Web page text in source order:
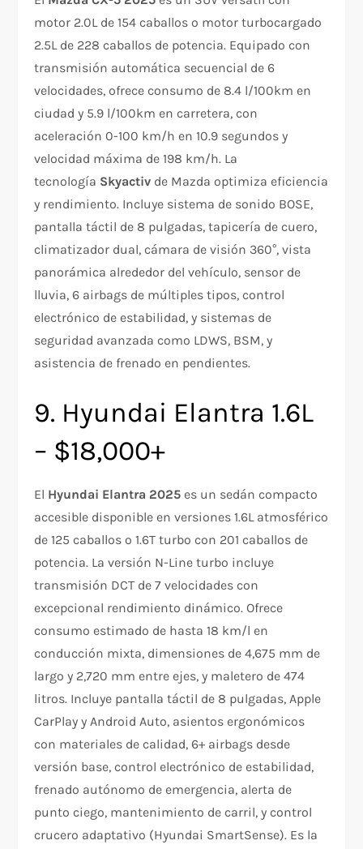
motor 2.0L de 154 caballos o motor turbocargado
2.5L de 228 caballos de potencia. Equipado con
transmisión automática secuencial de 6
velocidades, ofrece consumo de 8.4 l/100km en
ciudad y 5.9 l/100km en carretera, con
aceleración 0-100 km/h en 10.9 segundos y
velocidad máxima de 198 km/h. La
tecnología Skyactiv de Mazda optimiza eficiencia
y rendimiento. Incluye sistema de sonido BOSE,
pantalla táctil de 8 pulgadas, tapicería de cuero,
climatizador dual, cámara de visión 360°, vista
panorámica alrededor del vehículo, sensor de
lluvia, 6 airbags de múltiples tipos, control
electrónico de estabilidad, y sistemas de
seguridad avanzada como LDWS, BSM, y
asistencia de frenado en pendientes.​
9. Hyundai Elantra 1.6L
– $18,000+
El Hyundai Elantra 2025 es un sedán compacto
accesible disponible en versiones 1.6L atmosférico
de 125 caballos o 1.6T turbo con 201 caballos de
potencia. La versión N-Line turbo incluye
transmisión DCT de 7 velocidades con
excepcional rendimiento dinámico. Ofrece
consumo estimado de hasta 18 km/l en
conducción mixta, dimensiones de 4,675 mm de
largo y 2,720 mm entre ejes, y maletero de 474
litros. Incluye pantalla táctil de 8 pulgadas, Apple
CarPlay y Android Auto, asientos ergonómicos
con materiales de calidad, 6+ airbags desde
versión base, control electrónico de estabilidad,
frenado autónomo de emergencia, alerta de
punto ciego, mantenimiento de carril, y control
crucero adaptativo (Hyundai SmartSense). Es la